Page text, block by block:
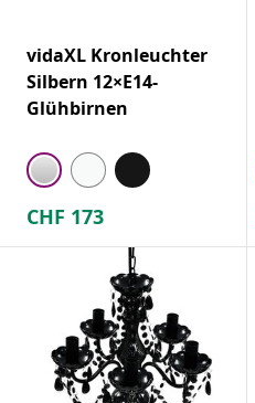
vidaXL Kronleuchter
Silbern 12×E14-
Glühbirnen
CHF 173